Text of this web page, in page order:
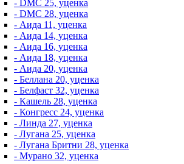
- DMC 25, уценка
- DMC 28, уценка
- Аида 11, уценка
- Аида 14, уценка
- Аида 16, уценка
- Аида 18, уценка
- Аида 20, уценка
- Беллана 20, уценка
- Белфаст 32, уценка
- Кашель 28, уценка
- Конгресс 24, уценка
- Линда 27, уценка
- Лугана 25, уценка
- Лугана Бритни 28, уценка
- Мурано 32, уценка